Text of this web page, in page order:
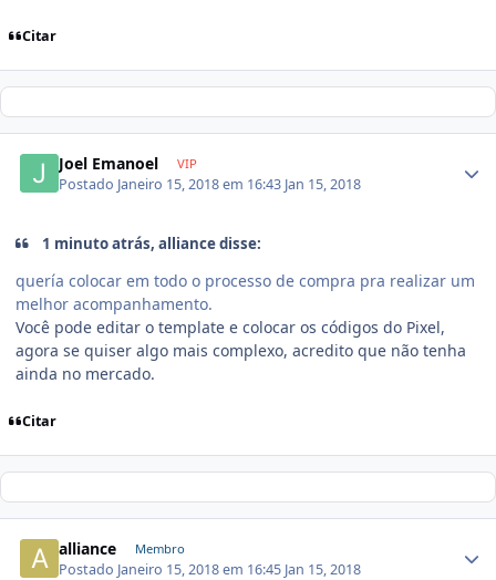
Citar
Joel Emanoel VIP
Postado Janeiro 15, 2018 em 16:43 Jan 15, 2018
1 minuto atrás, alliance disse:
quería colocar em todo o processo de compra pra realizar um
melhor acompanhamento.
Você pode editar o template e colocar os códigos do Pixel,
agora se quiser algo mais complexo, acredito que não tenha
ainda no mercado.
Citar
alliance Membro
Postado Janeiro 15, 2018 em 16:45 Jan 15, 2018